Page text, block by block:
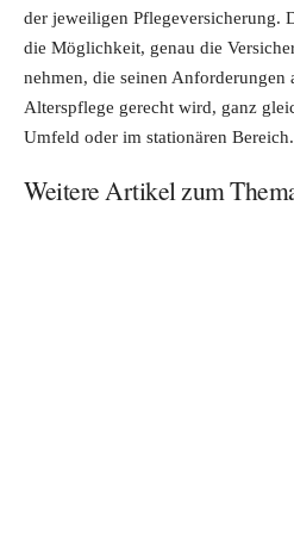
der jeweiligen Pflegeversicherung.
die Möglichkeit, genau die
nehmen, die seinen Anforderungen
Alterspflege gerecht wird, ganz
Umfeld oder im stationären Bereich.
Weitere Artikel zum